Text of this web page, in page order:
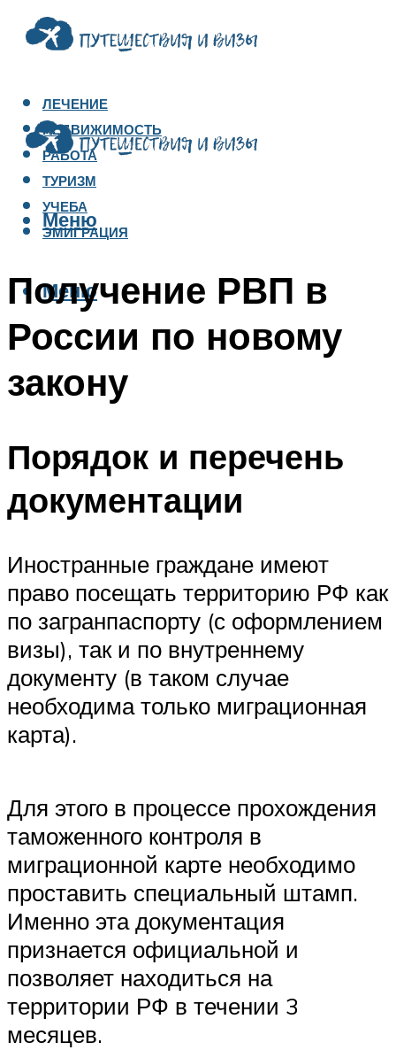
ЛЕЧЕНИЕ
НЕДВИЖИМОСТЬ
РАБОТА
ТУРИЗМ
УЧЕБА
ЭМИГРАЦИЯ
Меню
Меню
Получение РВП в
России по новому
закону
Порядок и перечень
документации
Иностранные граждане имеют
право посещать территорию РФ как
по загранпаспорту (с оформлением
визы), так и по внутреннему
документу (в таком случае
необходима только миграционная
карта).
Для этого в процессе прохождения
таможенного контроля в
миграционной карте необходимо
проставить специальный штамп.
Именно эта документация
признается официальной и
позволяет находиться на
территории РФ в течении 3
месяцев.